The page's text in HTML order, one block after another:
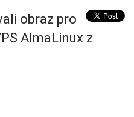
obraz pro
AlmaLinux z